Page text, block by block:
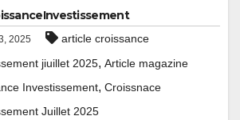
2025
article croissance
jiuillet 2025, Article magazine
Investissement, Croissnace
Juillet 2025